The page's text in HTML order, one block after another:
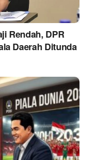
Rendah, DPR
Daerah Ditunda